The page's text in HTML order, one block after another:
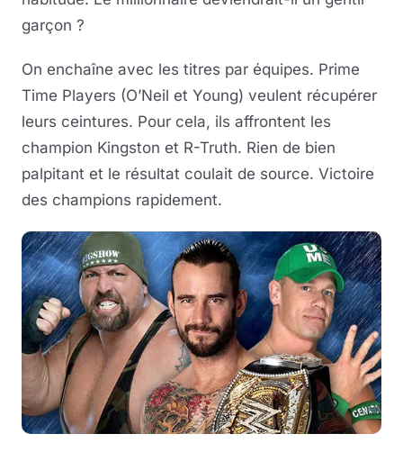
garçon ?
On enchaîne avec les titres par équipes. Prime
Time Players (O’Neil et Young) veulent récupérer
leurs ceintures. Pour cela, ils affrontent les
champion Kingston et R-Truth. Rien de bien
palpitant et le résultat coulait de source. Victoire
des champions rapidement.